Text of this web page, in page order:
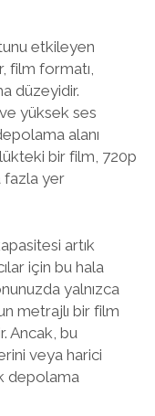
etkileyen
film formatı,
düzeyidir.
yüksek ses
alanı
bir film, 720p
fazla yer
artık
için bu hala
yalnızca
metrajlı bir film
Ancak, bu
veya harici
depolama